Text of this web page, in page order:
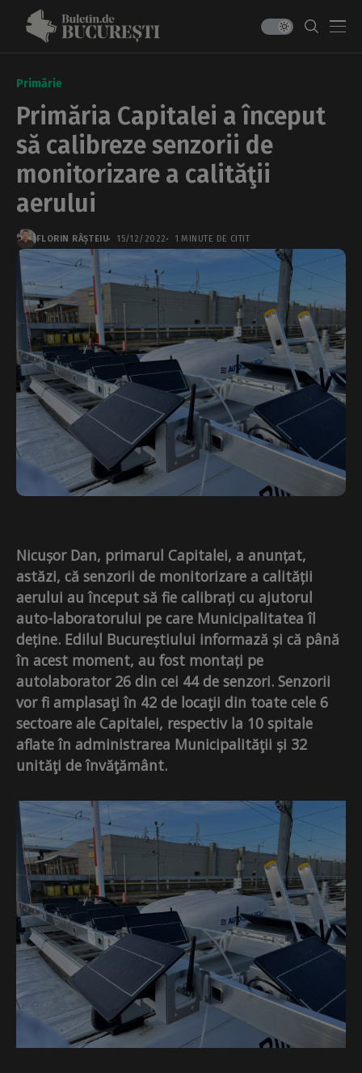
Primărie
Primăria Capitalei a început
să calibreze senzorii de
monitorizare a calităţii
aerului
FLORIN RÂȘTEIU 15/12/2022 1 MINUTE DE CITIT
Nicușor Dan, primarul Capitalei, a anunțat,
astăzi, că senzorii de monitorizare a calității
aerului au început să fie calibrați cu ajutorul
auto-laboratorului pe care Municipalitatea îl
deține. Edilul Bucureștiului informază și că până
în acest moment, au fost montați pe
autolaborator 26 din cei 44 de senzori. Senzorii
vor fi amplasaţi în 42 de locaţii din toate cele 6
sectoare ale Capitalei, respectiv la 10 spitale
aflate în administrarea Municipalităţii și 32
unităţi de învăţământ.